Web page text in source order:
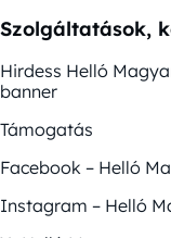
Szolgáltatások,
Hirdess Helló
banner
Támogatás
Facebook – Helló
Instagram – Helló